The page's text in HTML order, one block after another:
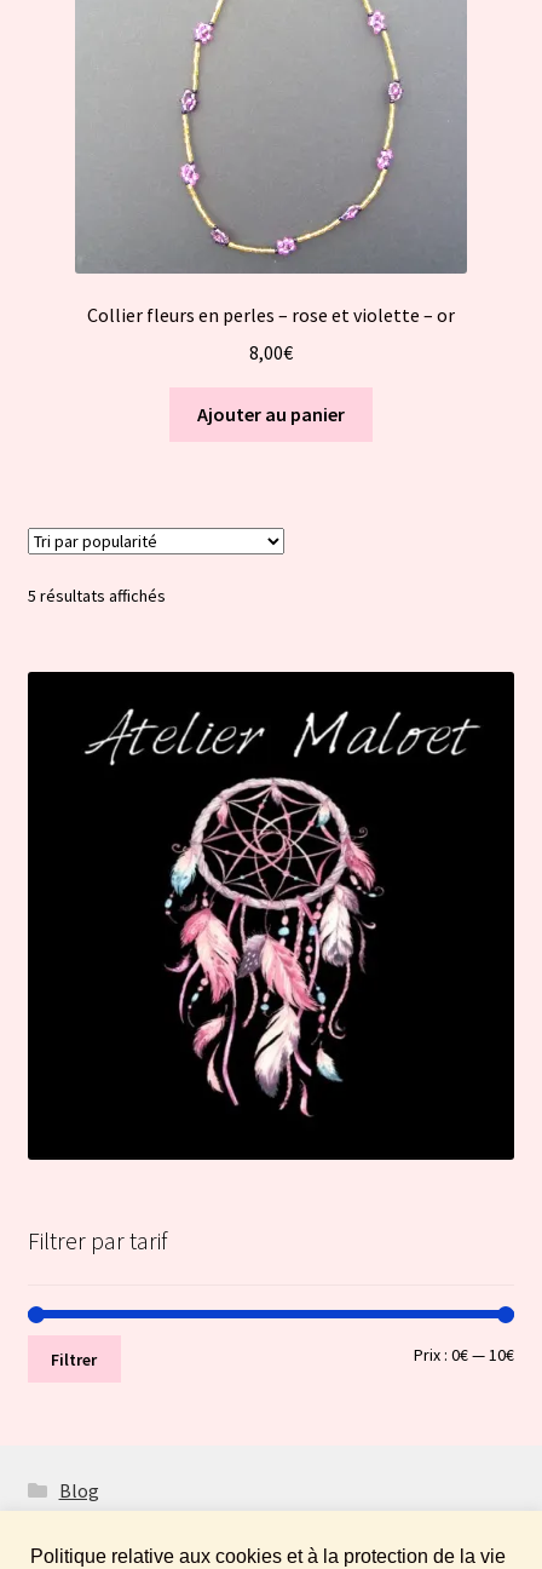
Collier fleurs en perles – rose et violette – or
8,00€
Ajouter au panier
5 résultats affichésTrié
Filtrer par tarif
Prix
Prix
Filtrer Prix :0€—10€
Blog
Politique relative aux cookies et à la protection de la vie